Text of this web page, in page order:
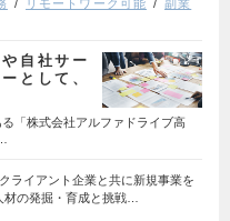
リモートワーク可能
副業
自社サー
として、
「株式会社アルファドライブ高
ライアント企業と共に新規事業を
の発掘・育成と挑戦…